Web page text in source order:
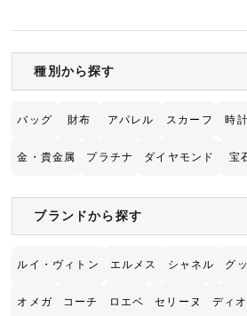
種別から探す
バッグ 財布 アパレル スカーフ 時計
金・貴金属 プラチナ ダイヤモンド 宝
ブランドから探す
ルイ・ヴィトン エルメス シャネル グ
オメガ コーチ ロエベ セリーヌ ディ